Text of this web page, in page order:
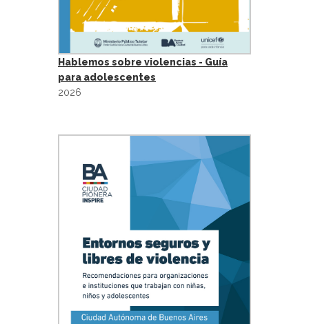
Hablemos sobre violencias - Guía
para adolescentes
2026